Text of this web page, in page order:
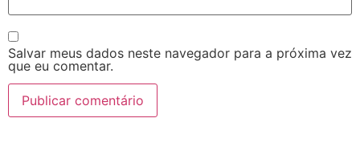
Salvar meus dados neste navegador para a próxima vez
que eu comentar.